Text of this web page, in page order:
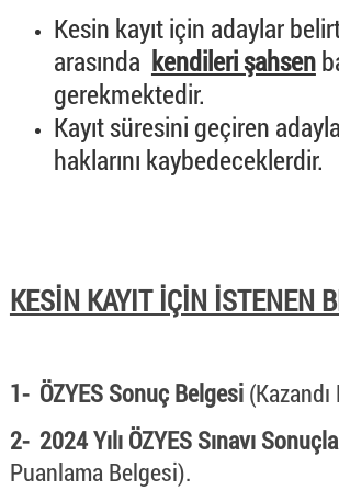
Kesin kayıt için adaylar
arasında kendileri şahsen
gerekmektedir.
Kayıt süresini geçiren
haklarını kaybedeceklerdir.
KESİN KAYIT İÇİN İSTENEN
1- ÖZYES Sonuç Belgesi(Kazandı
2- 2024 Yılı ÖZYES Sınavı
Puanlama Belgesi).